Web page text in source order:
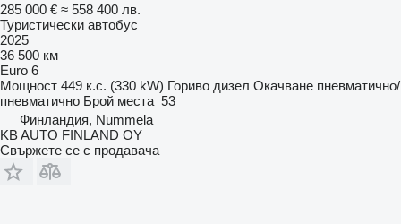
285 000 € ≈ 558 400 лв.
Туристически автобус
2025
36 500 км
Euro 6
Мощност 449 к.с. (330 kW) Гориво дизел Окачване пневматично/
пневматично Брой места 53
Финландия, Nummela
KB AUTO FINLAND OY
Свържете се с продавача